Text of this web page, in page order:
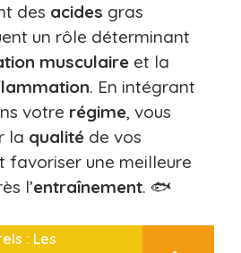
des acides gras
un rôle déterminant
musculaire et la
. En intégrant
votre régime, vous
la qualité de vos
favoriser une meilleure
l’entraînement. 🐟
: Les